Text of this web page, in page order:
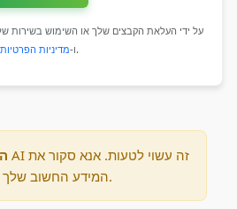
על ידי העלאת הקבצים שלך או השימוש בשירות
ו‑מדיניות הפרטיות .
המידע החשוב שלך.